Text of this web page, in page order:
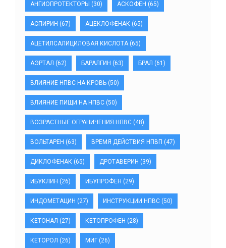
АНГИОПРОТЕКТОРЫ (30) АСКОФЕН (65)
АСПИРИН (67) АЦЕКЛОФЕНАК (65)
АЦЕТИЛСАЛИЦИЛОВАЯ КИСЛОТА(65)
АЭРТАЛ (62) БАРАЛГИН (63) БРАЛ (61)
ВЛИЯНИЕ НПВС НА КРОВЬ (50)
ВЛИЯНИЕ ПИЩИ НА НПВС (50)
ВОЗРАСТНЫЕ ОГРАНИЧЕНИЯ НПВС (48)
ВОЛЬТАРЕН (63) ВРЕМЯ ДЕЙСТВИЯ НПВП (47)
ДИКЛОФЕНАК (65) ДРОТАВЕРИН (39)
ИБУКЛИН (26) ИБУПРОФЕН (29)
ИНДОМЕТАЦИН (27) ИНСТРУКЦИИ НПВС (50)
КЕТОНАЛ (27) КЕТОПРОФЕН (28)
КЕТОРОЛ (26) МИГ (26)